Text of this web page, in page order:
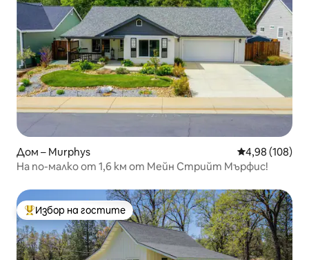
Дом – Murphys Средна
4,98 (108)
На по-малко от 1,6 км от Мейн Стрийт Мърфис!
Най-популярен избор на гостите
Избор на гостите